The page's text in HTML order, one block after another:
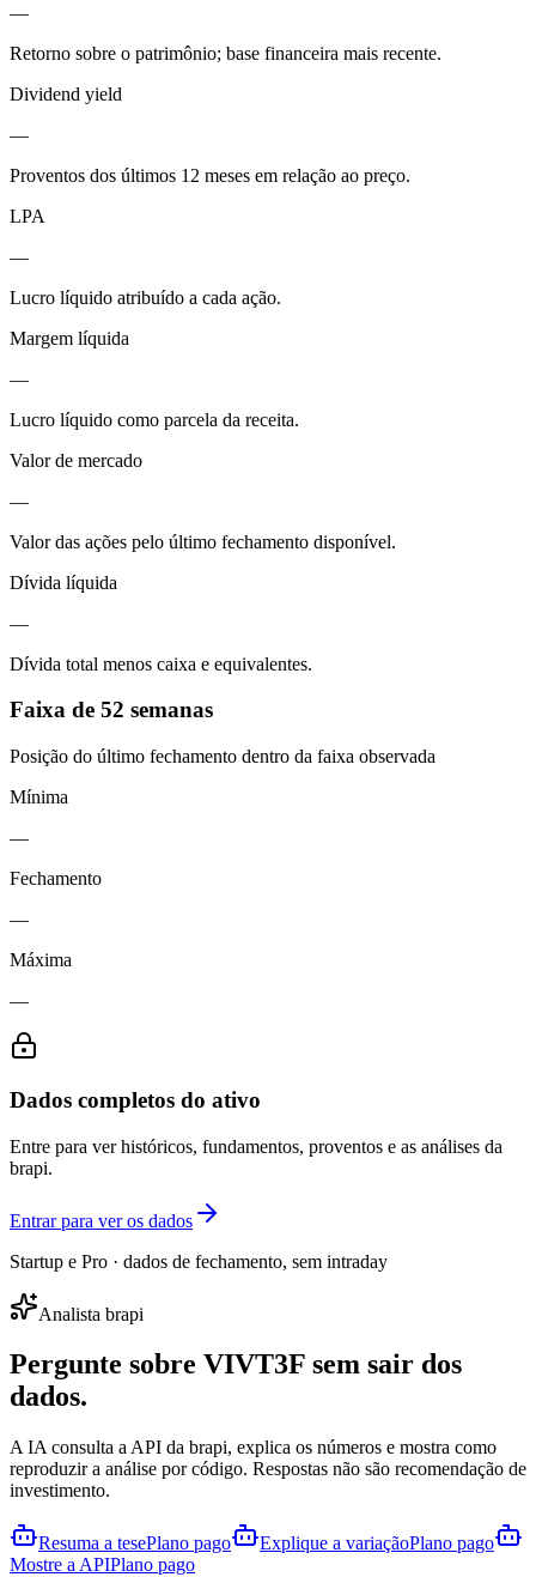
—
Retorno sobre o patrimônio; base financeira mais recente.
Dividend yield
—
Proventos dos últimos 12 meses em relação ao preço.
LPA
—
Lucro líquido atribuído a cada ação.
Margem líquida
—
Lucro líquido como parcela da receita.
Valor de mercado
—
Valor das ações pelo último fechamento disponível.
Dívida líquida
—
Dívida total menos caixa e equivalentes.
Faixa de 52 semanas
Posição do último fechamento dentro da faixa observada
Mínima
—
Fechamento
—
Máxima
—
Dados completos do ativo
Entre para ver históricos, fundamentos, proventos e as análises da
brapi.
Entrar para ver os dados
Startup e Pro · dados de fechamento, sem intraday
Analista brapi
Pergunte sobre VIVT3F sem sair dos
dados.
A IA consulta a API da brapi, explica os números e mostra como
reproduzir a análise por código. Respostas não são recomendação de
investimento.
Resuma a tesePlano pago Explique a variaçãoPlano pago
Mostre a APIPlano pago